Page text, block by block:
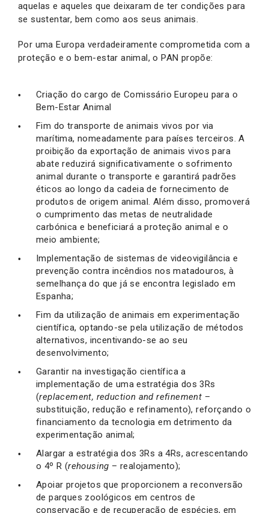
aquelas e aqueles que deixaram de ter condições para
se sustentar, bem como aos seus animais.
Por uma Europa verdadeiramente comprometida com a
proteção e o bem-estar animal, o PAN propõe:
Criação do cargo de Comissário Europeu para o
Bem-Estar Animal
Fim do transporte de animais vivos por via
marítima, nomeadamente para países terceiros. A
proibição da exportação de animais vivos para
abate reduzirá significativamente o sofrimento
animal durante o transporte e garantirá padrões
éticos ao longo da cadeia de fornecimento de
produtos de origem animal. Além disso, promoverá
o cumprimento das metas de neutralidade
carbónica e beneficiará a proteção animal e o
meio ambiente;
Implementação de sistemas de videovigilância e
prevenção contra incêndios nos matadouros, à
semelhança do que já se encontra legislado em
Espanha;
Fim da utilização de animais em experimentação
científica, optando-se pela utilização de métodos
alternativos, incentivando-se ao seu
desenvolvimento;
Garantir na investigação científica a
implementação de uma estratégia dos 3Rs
(replacement, reduction and refinement –
substituição, redução e refinamento), reforçando o
financiamento da tecnologia em detrimento da
experimentação animal;
Alargar a estratégia dos 3Rs a 4Rs, acrescentando
o 4º R (rehousing – realojamento);
Apoiar projetos que proporcionem a reconversão
de parques zoológicos em centros de
conservação e de recuperação de espécies, em